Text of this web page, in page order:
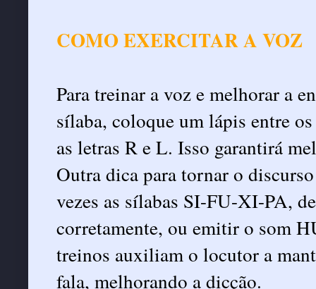
COMO EXERCITAR A VOZ
Para treinar a voz e melhorar a
sílaba, coloque um lápis entre
as letras R e L. Isso garantirá
Outra dica para tornar o
vezes as sílabas SI-FU-XI-PA,
corretamente, ou emitir o som
treinos auxiliam o locutor a
fala, melhorando a dicção.